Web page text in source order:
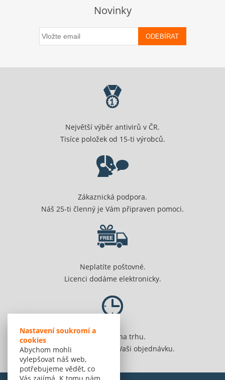
Nastavení soukromí a
cookies
Abychom mohli
vylepšovat náš web,
potřebujeme vědět, co
Novinky
ODEBÍRAT
Největší výběr antivirů v ČR.
Tisíce položek od 15-ti výrobců.
Zákaznická podpora.
Náš 25-ti členný je Vám připraven pomoci.
Neplatíte poštovné.
Licenci dodáme elektronicky.
Jsme 20 let na trhu.
Spolehlivě vyřídíme Vaši objednávku.